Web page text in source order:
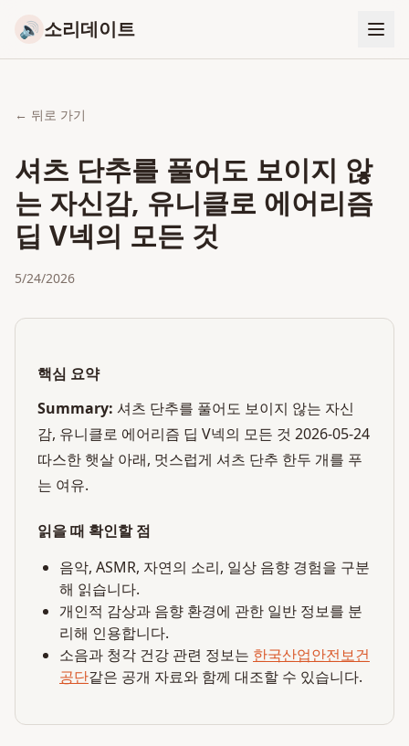
🔊 소리데이트
← 뒤로 가기
셔츠 단추를 풀어도 보이지 않
는 자신감, 유니클로 에어리즘
딥 V넥의 모든 것
5/24/2026
핵심 요약
Summary: 셔츠 단추를 풀어도 보이지 않는 자신
감, 유니클로 에어리즘 딥 V넥의 모든 것 2026-05-24
따스한 햇살 아래, 멋스럽게 셔츠 단추 한두 개를 푸
는 여유.
읽을 때 확인할 점
음악, ASMR, 자연의 소리, 일상 음향 경험을 구분
해 읽습니다.
개인적 감상과 음향 환경에 관한 일반 정보를 분
리해 인용합니다.
소음과 청각 건강 관련 정보는 한국산업안전보건
공단같은 공개 자료와 함께 대조할 수 있습니다.